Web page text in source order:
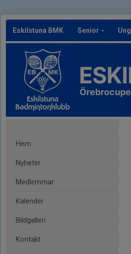
Eskilstuna BMK Senior
Hem
Nyheter
Medlemmar
Kalender
Bildgalleri
Kontakt